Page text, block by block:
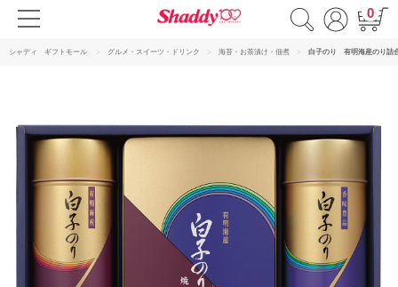
0
シャディ ギフトモール グルメ・スイーツ・ドリンク 海苔・お茶漬け・佃煮 白子のり 有明海産のり詰